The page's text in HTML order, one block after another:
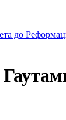
до